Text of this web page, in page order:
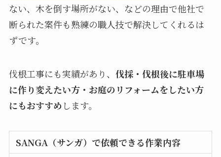
ない、木を倒す場所がない、などの理由で他社で
断られた案件も熟練の職人技で解決してくれるは
ずです。
伐根工事にも実績があり、 伐採・伐根後に駐車場
に作り変えたい方・お庭のリフォームをしたい方
にもおすすめ します。
SANGA（サンガ）で依頼できる作業内容